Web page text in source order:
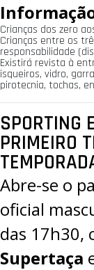
Crianças dos zero
Crianças entre os
responsabilidade
Existirá revista à
isqueiros, vidro,
pirotecnia, tochas,
SPORTING
PRIMEIRO
Abre-se o
oficial
das 17h30,
Supertaça